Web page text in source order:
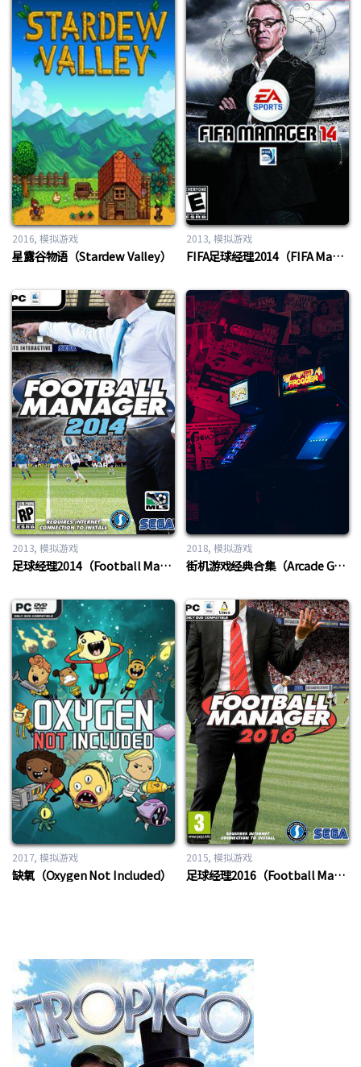
2016 模拟游戏
星露谷物语（Stardew Valley）
2013 模拟游戏
FIFA足球经理2014（FIFA Manager 2014）
2013 模拟游戏
足球经理2014（Football Manager 2014）
2018 模拟游戏
街机游戏经典合集（Arcade Games Classic Collection）
2017 模拟游戏
缺氧（Oxygen Not Included）
2015 模拟游戏
足球经理2016（Football Manager 2016）